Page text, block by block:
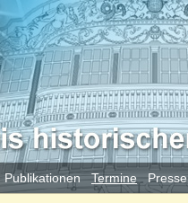
Publikationen Termine Presse